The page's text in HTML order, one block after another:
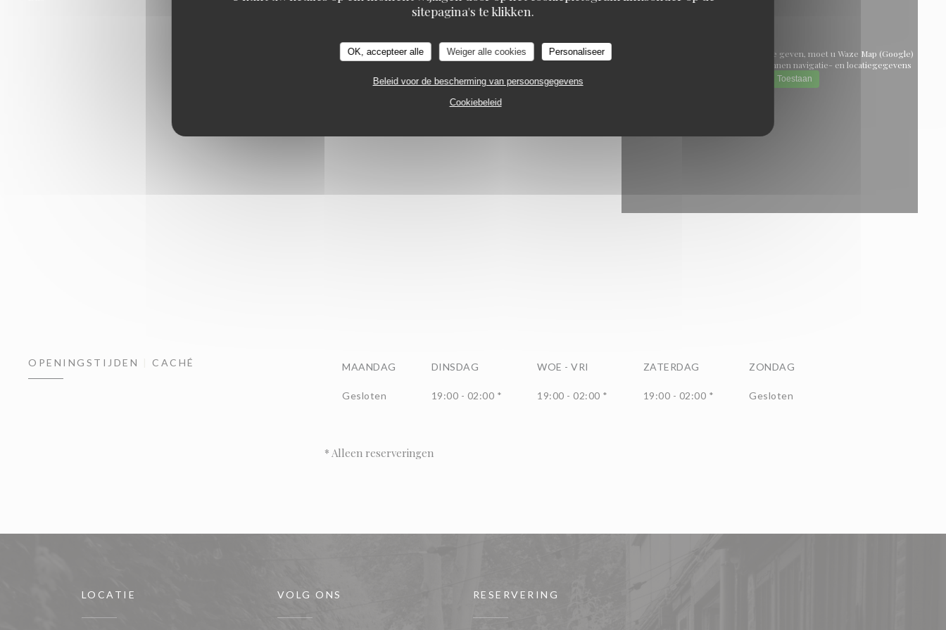
sitepagina's te klikken.
OK, accepteer alle Weiger alle cookies Personaliseer
Beleid voor de bescherming van persoonsgegevens
Cookiebeleid
Om de interactieve Waze-kaart weer te geven, moet u Waze Map (Google)
cookies accepteren. Deze cookies kunnen navigatie- en locatiegegevens
Toestaan
OPENINGSTIJDEN CACHÉ MAANDAG
Gesloten
DINSDAG
19:00 - 02:00 *
WOE -VRI
19:00 - 02:00 *
ZATERDAG
19:00 - 02:00 *
ZONDAG
Gesloten
* Alleen reserveringen
LOCATIE VOLG ONS RESERVERING